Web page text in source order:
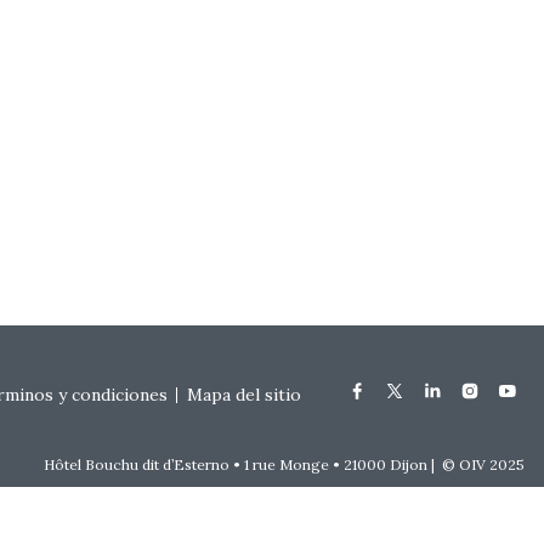
y condiciones Mapa del sitio
Hôtel Bouchu dit d’Esterno • 1 rue Monge • 21000 Dijon | © OIV 2025